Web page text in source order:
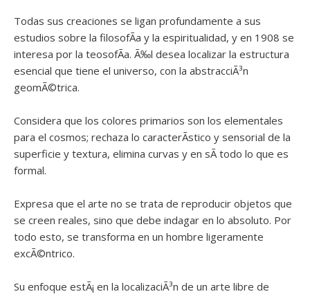
Todas sus creaciones se ligan profundamente a sus
estudios sobre la filosofÃ­a y la espiritualidad, y en 1908 se
interesa por la teosofÃ­a. Ã‰l desea localizar la estructura
esencial que tiene el universo, con la abstracciÃ³n
geomÃ©trica.
Considera que los colores primarios son los elementales
para el cosmos; rechaza lo caracterÃ­stico y sensorial de la
superficie y textura, elimina curvas y en sÃ­ todo lo que es
formal.
Expresa que el arte no se trata de reproducir objetos que
se creen reales, sino que debe indagar en lo absoluto. Por
todo esto, se transforma en un hombre ligeramente
excÃ©ntrico.
Su enfoque estÃ¡ en la localizaciÃ³n de un arte libre de